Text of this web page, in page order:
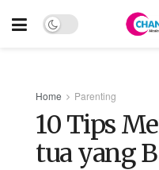
Home Parenting
10 Tips
tua yang